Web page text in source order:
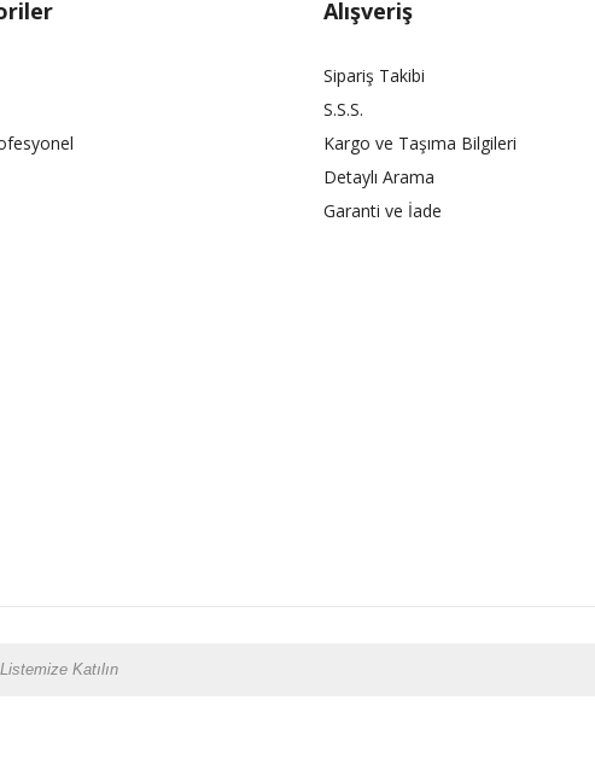
Alışveriş
Sipariş Takibi
S.S.S.
Kargo ve Taşıma Bilgileri
Detaylı Arama
Garanti ve İade